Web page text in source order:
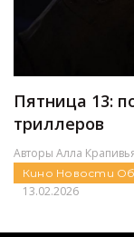
Пятница 13:
триллеров
Авторы Алла
Кино Новости
13.02.2026